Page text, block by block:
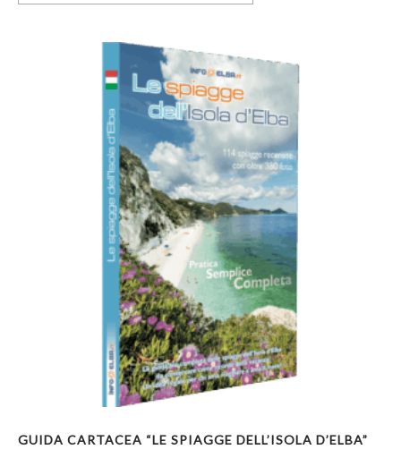
GUIDA CARTACEA “LE SPIAGGE DELL’ISOLA D’ELBA”